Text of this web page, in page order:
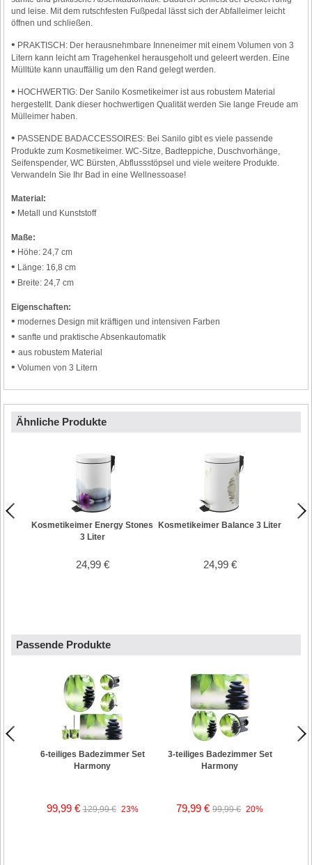
und leise. Mit dem rutschfesten Fußpedal lässt sich der Abfalleimer leicht
öffnen und schließen.
• PRAKTISCH: Der herausnehmbare Inneneimer mit einem Volumen von 3
Litern kann leicht am Tragehenkel herausgeholt und geleert werden. Eine
Mülltüte kann unauffällig um den Rand gelegt werden.
• HOCHWERTIG: Der Sanilo Kosmetikeimer ist aus robustem Material
hergestellt. Dank dieser hochwertigen Qualität werden Sie lange Freude am
Mülleimer haben.
• PASSENDE BADACCESSOIRES: Bei Sanilo gibt es viele passende
Produkte zum Kosmetikeimer. WC-Sitze, Badteppiche, Duschvorhänge,
Seifenspender, WC Bürsten, Abflussstöpsel und viele weitere Produkte.
Verwandeln Sie Ihr Bad in eine Wellnessoase!
Material:
• Metall und Kunststoff
Maße:
• Höhe: 24,7 cm
• Länge: 16,8 cm
• Breite: 24,7 cm
Eigenschaften:
• modernes Design mit kräftigen und intensiven Farben
•sanfte und praktische Absenkautomatik
•aus robustem Material
• Volumen von 3 Litern
Ähnliche Produkte
Kosmetikeimer Energy Stones
3 Liter
24,99 €
Kosmetikeimer Balance 3 Liter
24,99 €
Passende Produkte
6-teiliges Badezimmer Set
Harmony
99,99 €129,99 € 23%
3-teiliges Badezimmer Set
Harmony
79,99 €99,99 € 20%